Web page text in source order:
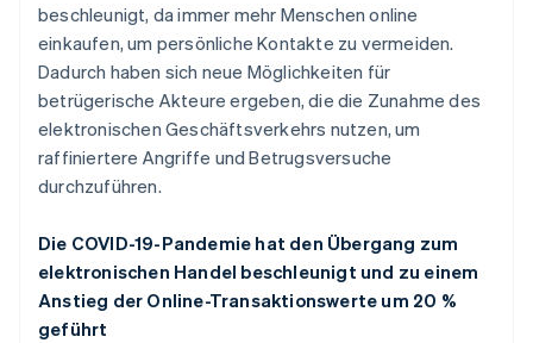
beschleunigt, da immer mehr Menschen online
einkaufen, um persönliche Kontakte zu vermeiden.
Dadurch haben sich neue Möglichkeiten für
betrügerische Akteure ergeben, die die Zunahme des
elektronischen Geschäftsverkehrs nutzen, um
raffiniertere Angriffe und Betrugsversuche
durchzuführen.
Die COVID-19-Pandemie hat den Übergang zum
elektronischen Handel beschleunigt und zu einem
Anstieg der Online-Transaktionswerte um 20 %
geführt